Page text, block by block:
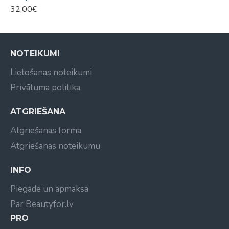
32,00€
NOTEIKUMI
Lietošanas noteikumi
Privātuma politika
ATGRIEŠANA
Atgriešanas forma
Atgriešanas noteikumu
INFO
Piegāde un apmaksa
Par Beautyfor.lv
PRO